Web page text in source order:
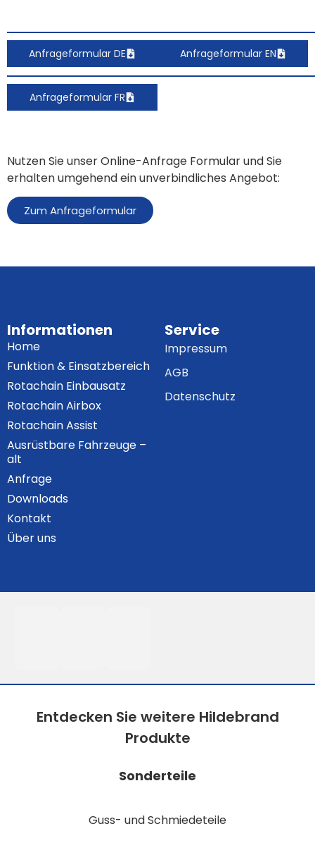
Anfrageformular DE Anfrageformular EN
Anfrageformular FR
Nutzen Sie unser Online-Anfrage Formular und Sie
erhalten umgehend ein unverbindliches Angebot:
Zum Anfrageformular
Informationen
Home
Funktion & Einsatzbereich
Rotachain Einbausatz
Rotachain Airbox
Rotachain Assist
Ausrüstbare Fahrzeuge –
alt
Anfrage
Downloads
Kontakt
Über uns
Service
Impressum
AGB
Datenschutz
Entdecken Sie weitere Hildebrand
Produkte
Sonderteile
Guss- und Schmiedeteile